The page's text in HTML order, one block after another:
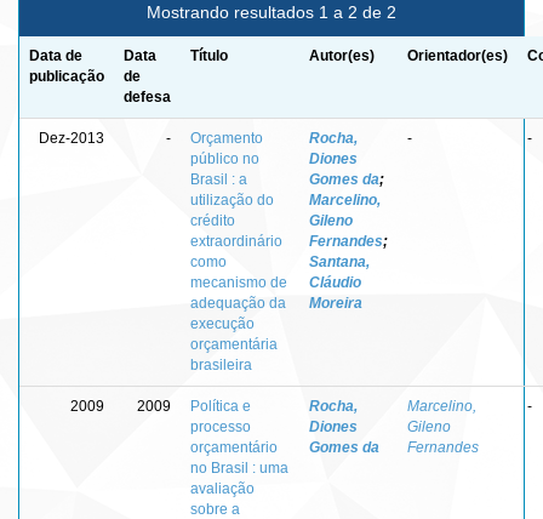
Mostrando resultados 1 a 2 de 2
Data de
publicação
Data
de
defesa
Título Autor(es) Orientador(es)
Dez-2013 -
Orçamento
público no
Brasil : a
utilização do
crédito
extraordinário
como
mecanismo de
adequação da
execução
orçamentária
brasileira
Rocha,
Diones
Gomes da;
Marcelino,
Gileno
Fernandes;
Santana,
Cláudio
Moreira
- -
2009 2009
Política e
processo
orçamentário
no Brasil : uma
avaliação
sobre a
Rocha,
Diones
Gomes da
Marcelino,
Gileno
Fernandes
-